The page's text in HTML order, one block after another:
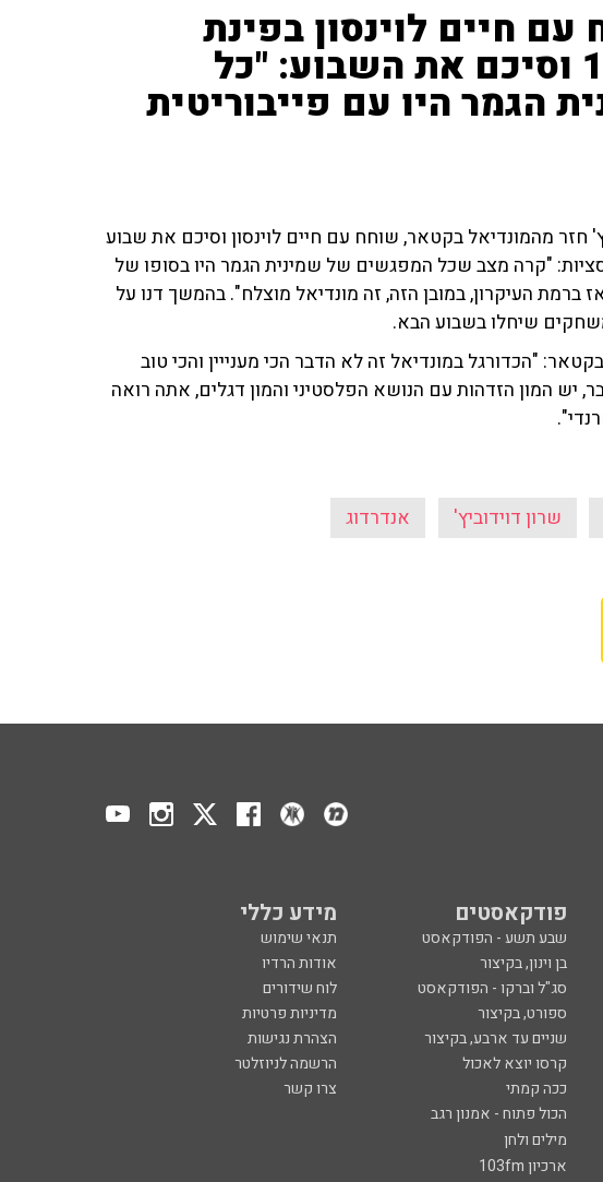
עם חיים לוינסון בפינת
המונדיאל של 103fm וסיכם את השבוע: "כל
הגמר היו עם פייבוריטית
חזר מהמונדיאל בקטאר, שוחח עם חיים לוינסון וסיכם את שבוע
"קרה מצב שכל המפגשים של שמינית הגמר היו בסופו של
ברמת העיקרון, במובן הזה, זה מונדיאל מוצלח". בהמשך דנו על
שיחלו בשבוע הבא.
"הכדורגל במונדיאל זה לא הדבר הכי מענייין והכי טוב
יש המון הזדהות עם הנושא הפלסטיני והמון דגלים, אתה רואה
שרון דוידוביץ' אנדרדוג
פודקאסטים מידע כללי
שבע תשע - הפודקאסט
תנאי שימוש
בן וינון, בקיצור
אודות הרדיו
סג"ל וברקו - הפודקאסט
לוח שידורים
ספורט, בקיצור
מדיניות פרטיות
שניים עד ארבע, בקיצור
הצהרת נגישות
קרסו יוצא לאכול
הרשמה לניוזלטר
ככה קמתי
צרו קשר
הכול פתוח - אמנון רגב
מילים ולחן
ארכיון 103fm